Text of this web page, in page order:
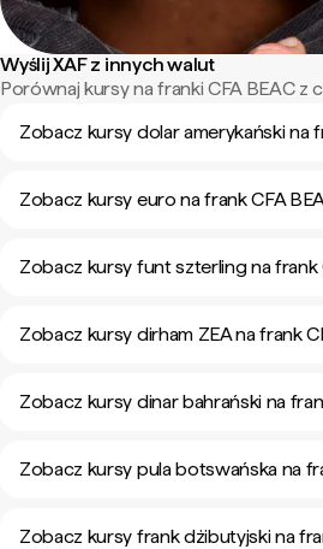
Wyślij XAF z innych walut
Porównaj kursy na franki CFA BEAC z
Zobacz kursy dolar amerykański na
Zobacz kursy euro na frank CFA
Zobacz kursy funt szterling na frank
Zobacz kursy dirham ZEA na frank
Zobacz kursy dinar bahrański na
Zobacz kursy pula botswańska na
Zobacz kursy frank dżibutyjski na